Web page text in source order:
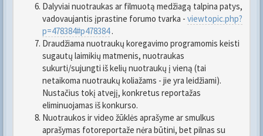
Dalyviai nuotraukas ar filmuotą medžiagą talpina patys,
vadovaujantis įprastine forumo tvarka - viewtopic.php?
p=478384#p478384.
Draudžiama nuotraukų koregavimo programomis keisti
sugautų laimikių matmenis, nuotraukas
sukurti/sujungti iš kelių nuotraukų į vieną (tai
netaikoma nuotraukų koliažams - jie yra leidžiami).
Nustačius tokį atvejį, konkretus reportažas
eliminuojamas iš konkurso.
Nuotraukos ir video žūklės aprašyme ar smulkus
aprašymas fotoreportaže nėra būtini, bet pilnas su